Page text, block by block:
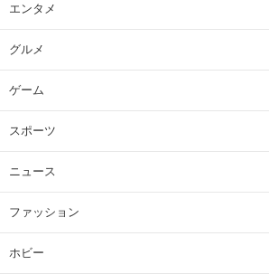
エンタメ
グルメ
ゲーム
スポーツ
ニュース
ファッション
ホビー